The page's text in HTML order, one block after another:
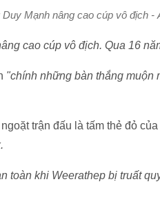
Mạnh nâng cao cúp vô địch -
cao cúp vô địch. Qua 16
"chính những bàn thắng muộn
trận đấu là tấm thẻ đỏ
toàn khi Weerathep bị truất